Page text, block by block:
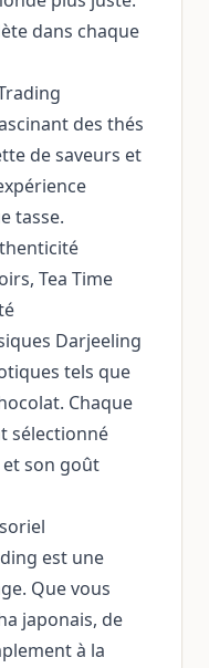
dans chaque
des thés
de saveurs et
tasse.
Tea Time
Darjeeling
tels que
Chaque
sélectionné
son goût
est une
Que vous
japonais, de
à la